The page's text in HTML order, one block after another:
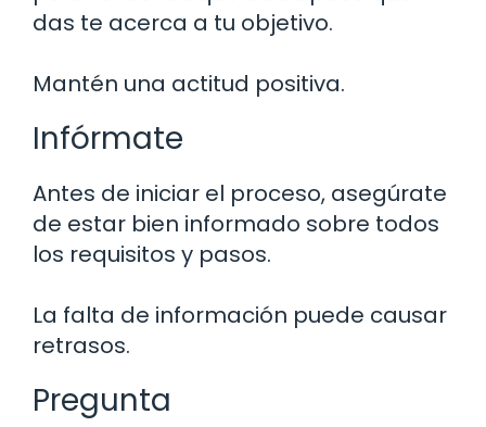
das te acerca a tu objetivo.
Mantén una actitud positiva.
Infórmate
Antes de iniciar el proceso, asegúrate
de estar bien informado sobre todos
los requisitos y pasos.
La falta de información puede causar
retrasos.
Pregunta